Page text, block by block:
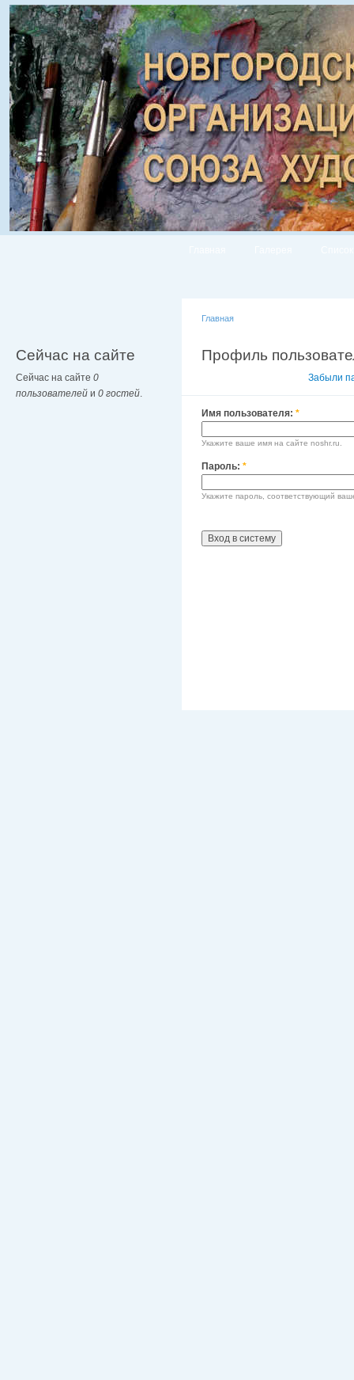
Сейчас на сайте
Сейчас на сайте 0
пользователей и 0 гостей.
Главная
Профиль
Забыли
Имя пользователя: *
Укажите ваше имя на сайте noshr.ru.
Пароль: *
Укажите пароль, соответствующий